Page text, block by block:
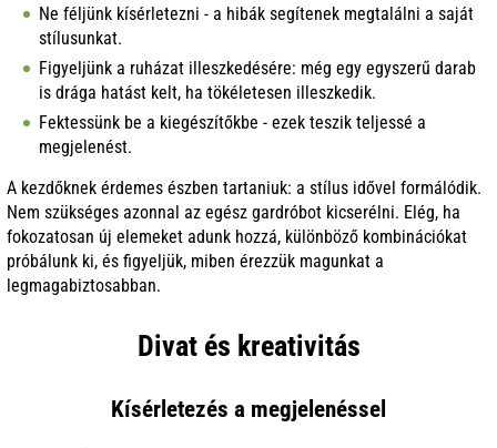
Ne féljünk kísérletezni - a hibák segítenek megtalálni a saját
stílusunkat.
Figyeljünk a ruházat illeszkedésére: még egy egyszerű darab
is drága hatást kelt, ha tökéletesen illeszkedik.
Fektessünk be a kiegészítőkbe - ezek teszik teljessé a
megjelenést.
A kezdőknek érdemes észben tartaniuk: a stílus idővel formálódik.
Nem szükséges azonnal az egész gardróbot kicserélni. Elég, ha
fokozatosan új elemeket adunk hozzá, különböző kombinációkat
próbálunk ki, és figyeljük, miben érezzük magunkat a
legmagabiztosabban.
Divat és kreativitás
Kísérletezés a megjelenéssel